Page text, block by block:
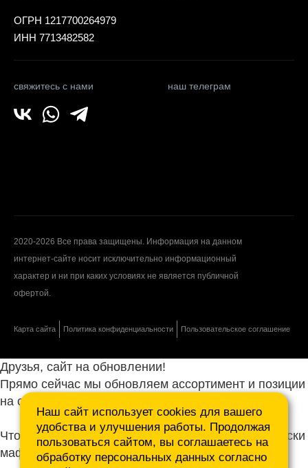
ОГРН 1217700264979
ИНН 7713482582
свяжитесь с нами наш телеграм
2020-2026 Все права защищены. Информация на данном
интернет-сайте носит исключительно информационный
характер и ни при каких условиях не является публичной
офертой.
Карта сайта Политика конфиденциальности Пользовательское соглашение
Наш сайт использует cookies для вашего
удобства и улучшения работы. Продолжая
пользоваться сайтом, вы соглашаетесь на
обработку персональных данных согласно
Друзья, сайт на обновлении!
Прямо сейчас мы обновляем ассортимент и позиции
на сайте.
Чтобы не ждать, присылайте ваши запросы и списки
маф нам на почту.